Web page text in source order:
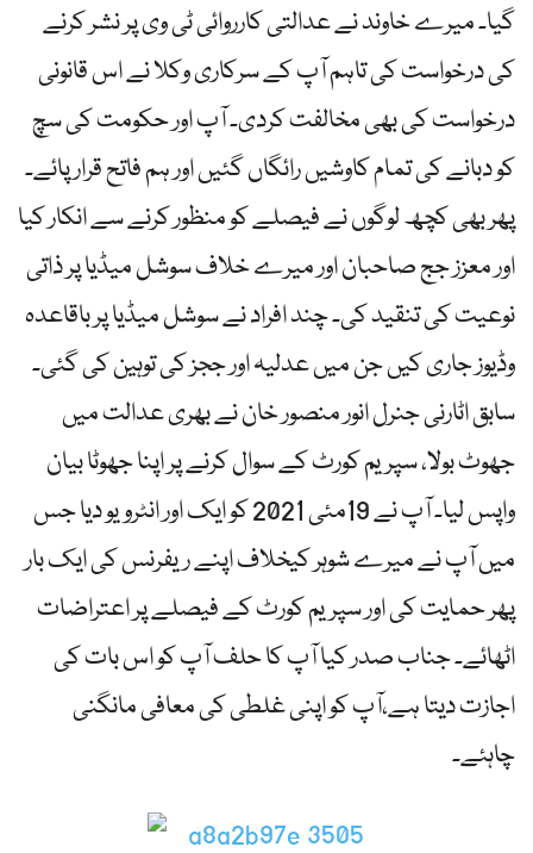
گیا۔ میرے خاوند نے عدالتی کارروائی ٹی وی پر نشر کرنے
کی درخواست کی تاہم آپ کے سرکاری وکلا نے اس قانونی
درخواست کی بھی مخالفت کردی۔ آپ اور حکومت کی سچ
کو دبانے کی تمام کاوشیں رائگاں گئیں اور ہم فاتح قرار پائے۔
پھر بھی کچھ لوگوں نے فیصلے کو منظور کرنے سے انکار کیا
اور معزز جج صاحبان اور میرے خلاف سوشل میڈیا پر ذاتی
نوعیت کی تنقید کی۔ چند افراد نے سوشل میڈیا پر باقاعدہ
وڈیوز جاری کیں جن میں عدلیہ اور ججز کی توہین کی گئی۔
سابق اٹارنی جنرل انور منصور خان نے بھری عدالت میں
جھوٹ بولا، سپریم کورٹ کے سوال کرنے پر اپنا جھوٹا بیان
واپس لیا۔ آپ نے 19مئی 2021 کو ایک اور انٹرویو دیا جس
میں آپ نے میرے شوہر کیخلاف اپنے ریفرنس کی ایک بار
پھر حمایت کی اور سپریم کورٹ کے فیصلے پر اعتراضات
اٹھائے۔ جناب صدر کیا آپ کا حلف آپ کو اس بات کی
اجازت دیتا ہے،آپ کو اپنی غلطی کی معافی مانگنی
چاہئے۔